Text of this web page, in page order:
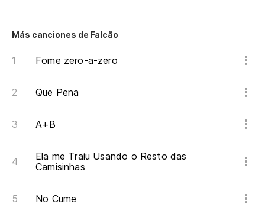
Más canciones de Falcão
Fome zero-a-zero
Que Pena
A+B
Ela me Traiu Usando o Resto das
Camisinhas
No Cume